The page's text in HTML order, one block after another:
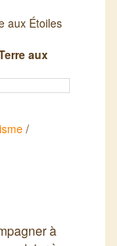
aux
/
à